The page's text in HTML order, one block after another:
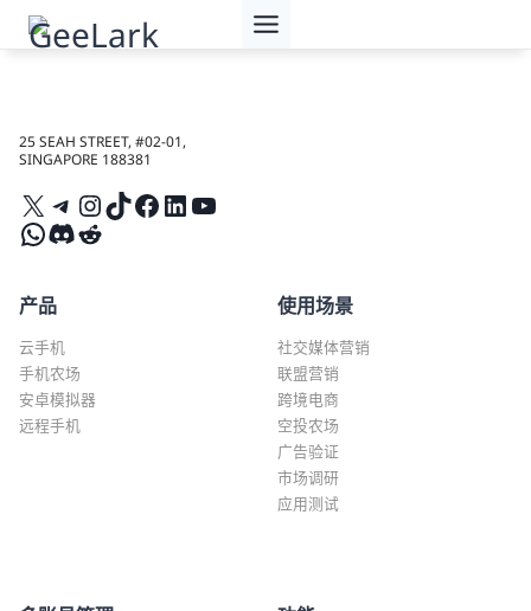
25 SEAH STREET, #02-01,
SINGAPORE 188381
X Telegram
Instagram
TikTok
Facebook
LinkedIn
YouTube
WhatsApp
Discord
Reddit
产品
云手机
手机农场
安卓模拟器
远程手机
使用场景
社交媒体营销
联盟营销
跨境电商
空投农场
广告验证
市场调研
应用测试